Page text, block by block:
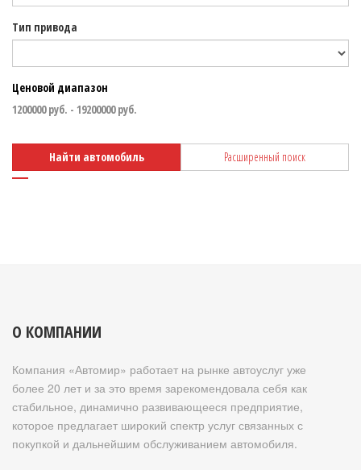
Тип привода
Ценовой диапазон
Найти автомобиль Расширенный поиск
О КОМПАНИИ
Компания «Автомир» работает на рынке автоуслуг уже
более 20 лет и за это время зарекомендовала себя как
стабильное, динамично развивающееся предприятие,
которое предлагает широкий спектр услуг связанных с
покупкой и дальнейшим обслуживанием автомобиля.